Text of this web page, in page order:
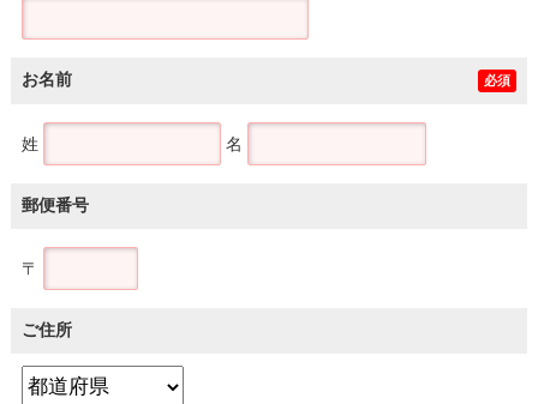
お名前 必須
姓 名
郵便番号
〒
ご住所